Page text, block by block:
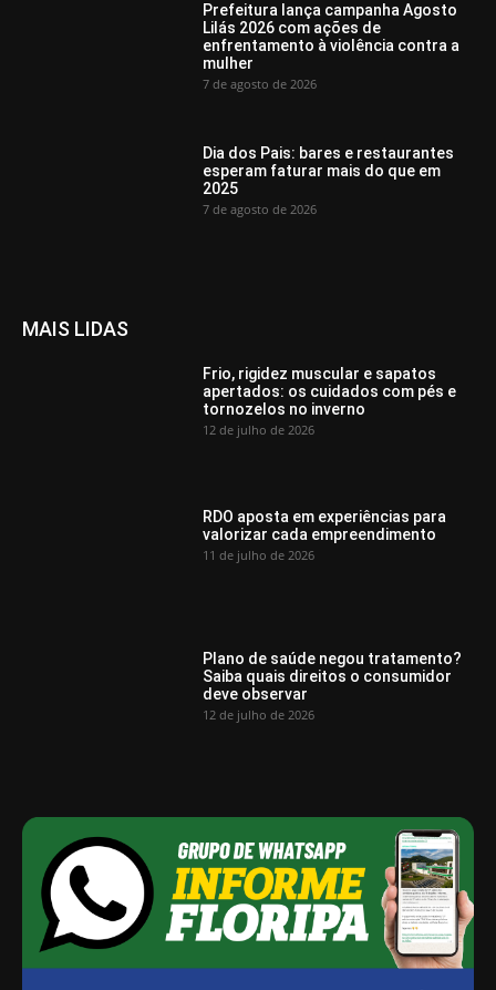
Prefeitura lança campanha Agosto
Lilás 2026 com ações de
enfrentamento à violência contra a
mulher
7 de agosto de 2026
Dia dos Pais: bares e restaurantes
esperam faturar mais do que em
2025
7 de agosto de 2026
MAIS LIDAS
Frio, rigidez muscular e sapatos
apertados: os cuidados com pés e
tornozelos no inverno
12 de julho de 2026
RDO aposta em experiências para
valorizar cada empreendimento
11 de julho de 2026
Plano de saúde negou tratamento?
Saiba quais direitos o consumidor
deve observar
12 de julho de 2026